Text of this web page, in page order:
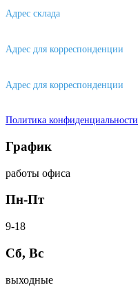
Адрес склада
Адрес для корреспонденции
Адрес для корреспонденции
Политика конфиденциальности
График
работы офиса
Пн-Пт
9-18
Сб, Вс
выходные